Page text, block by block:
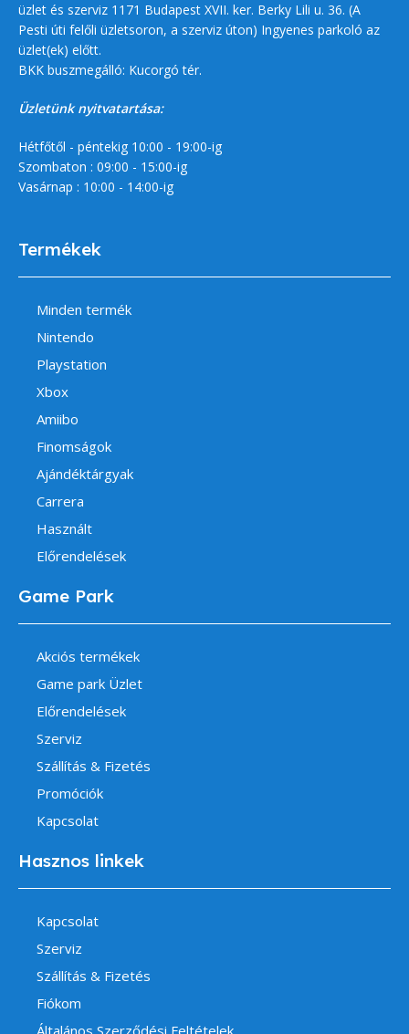
üzlet és szerviz 1171 Budapest XVII. ker. Berky Lili u. 36. (A
Pesti úti felőli üzletsoron, a szerviz úton) Ingyenes parkoló az
üzlet(ek) előtt.
BKK buszmegálló: Kucorgó tér.
Üzletünk nyitvatartása:
Hétfőtől - péntekig 10:00 - 19:00-ig
Szombaton : 09:00 - 15:00-ig
Vasárnap : 10:00 - 14:00-ig
Termékek
Minden termék
Nintendo
Playstation
Xbox
Amiibo
Finomságok
Ajándéktárgyak
Carrera
Használt
Előrendelések
Game Park
Akciós termékek
Game park Üzlet
Előrendelések
Szerviz
Szállítás & Fizetés
Promóciók
Kapcsolat
Hasznos linkek
Kapcsolat
Szerviz
Szállítás & Fizetés
Fiókom